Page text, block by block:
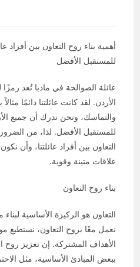
أهمية بناء روح التعاون بين أفراد
للمستقبل الأفضل
عائلة الصوالحة في مادبا تُعد رمزًا
الأردن. لقد كانت عائلتنا دائمًا
والتماسك، ونحن ندرك أن جميع
للمستقبل الأفضل. لذا، من
التعاون بين أفراد عائلتنا، وأن
علاقات متينة وقوية.
بناء روح التعاون
التعاون هو الركيزة الأساسية
نعمل معًا بروح التعاون، نستطيع
الأهداف المشتركة. إن تعزيز روح
ببعض المبادئ الأساسية، مثل